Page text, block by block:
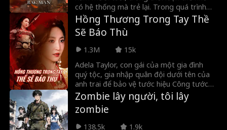
có hệ thống mà trẻ lại. Trong quá trình
sinh tồn, ông gặp gỡ nhiều hồng nhan tri
kỷ. Để có thể sống sót giữa thời loạn, ông
đã giao dịch với nữ tướng quân bị
thương nặng Lâm Anh Đài, sau đó cùng
nàng cải trang nam nhân trà trộn vào
doanh trại quân đội, bắt đầu con đường
từ một nông dân trở thành võ tướng, mở
ra hành trình tranh bá thiên hạ.
Hồng Thương Trong Tay Thề
Sẽ Báo Thù
1.3M
15k
Adela Taylor, con gái của một gia đình
quý tộc, gia nhập quân đội dưới tên của
anh trai để bảo vệ tước hiệu Công tước
của gia đình. Cô đạt được thành công vô
song, nhưng khi trở về chiến thắng, anh
trai đã cướp đi vinh quang của cô. Cô bị
ép kết hôn, và anh trai đã giết cô. Bất
Zombie lây người, tôi lây
zombie
138.5k
1.9k